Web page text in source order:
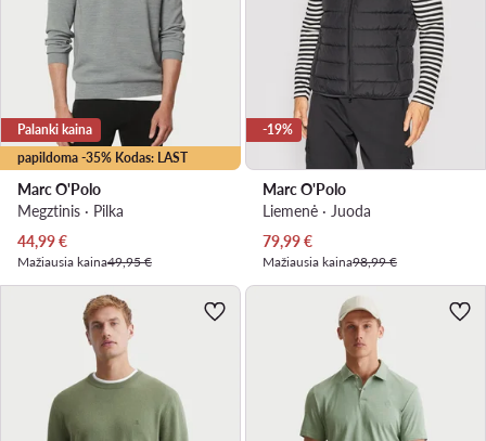
papildoma -35% Kodas: LAST
Palanki kaina
Marc O'Polo
Megztinis · Pilka
Dabartinė kaina
44,99€
Mažiausia kaina49,95 €
-19%
Marc O'Polo
Liemenė · Juoda
Dabartinė kaina
79,99€
Mažiausia kaina98,99 €